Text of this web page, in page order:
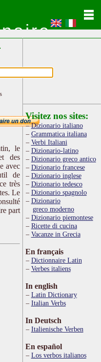
le
des
avec
de
très
Le
part
Visitez nos sites:
Dizionario italiano
Grammatica italiana
Verbi Italiani
Dizionario-latino
Dizionario greco antico
Dizionario francese
Dizionario inglese
Dizionario tedesco
Dizionario spagnolo
Dizionario
greco moderno
Dizionario piemontese
Ricette di cucina
Vacanze in Grecia
En français
Dictionnaire Latin
Verbes italiens
In english
Latin Dictionary
Italian Verbs
In Deutsch
Italienische Verben
En español
Los verbos italianos